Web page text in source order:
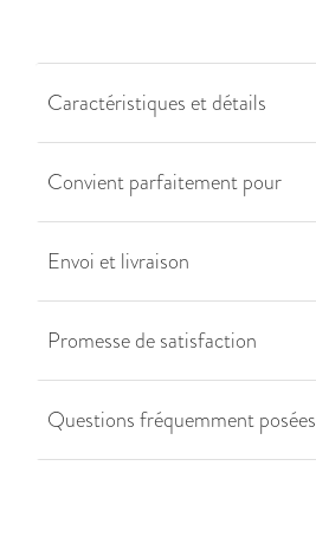
Caractéristiques et détails
Convient parfaitement pour
Envoi et livraison
Promesse de satisfaction
Questions fréquemment posées